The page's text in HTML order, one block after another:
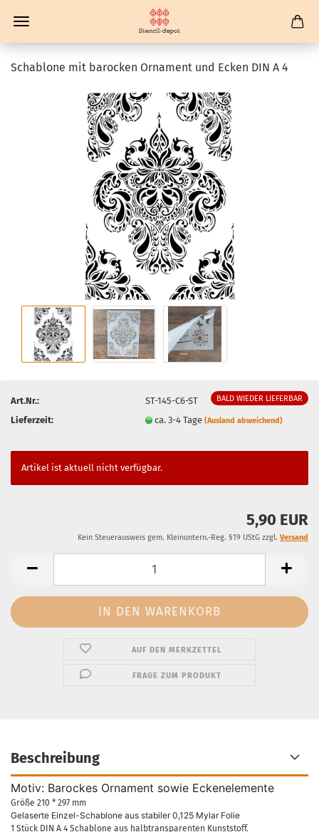
Schablone mit barocken Ornament und Ecken DIN A 4
BALD WIEDER LIEFERBAR
Art.Nr.:
ST-145-C6-ST
Lieferzeit:
ca. 3-4 Tage(Ausland abweichend)
Artikel ist aktuell nicht verfügbar.
5,90 EUR
Kein Steuerausweis gem. Kleinuntern.-Reg. §19 UStG zzgl. Versand
AUF DEN MERKZETTEL
FRAGE ZUM PRODUKT
Beschreibung
Motiv: Barockes Ornament sowie Eckenelemente
Größe 210 * 297 mm
Gelaserte Einzel-Schablone aus stabiler 0,125 Mylar Folie
1 Stück DIN A 4 Schablone aus halbtransparenten Kunststoff.